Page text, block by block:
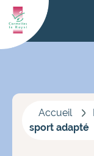
Accueil
sport adapté